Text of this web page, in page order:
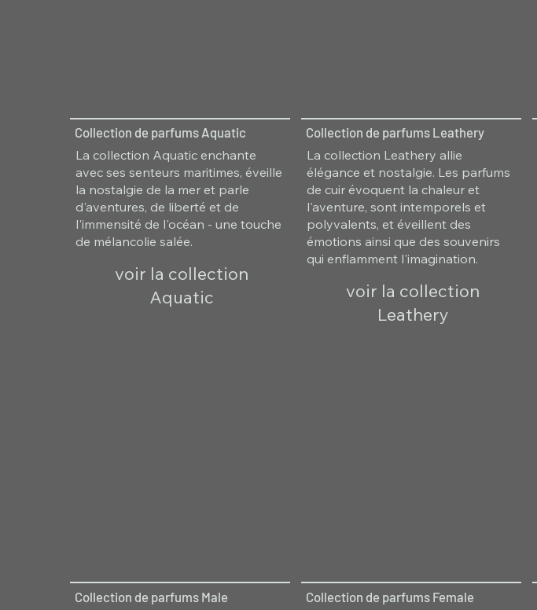
Collection de parfums Aquatic
La collection Aquatic enchante
avec ses senteurs maritimes, éveille
la nostalgie de la mer et parle
d'aventures, de liberté et de
l'immensité de l'océan - une touche
de mélancolie salée.
voir la collection
Aquatic
Collection de parfums Leathery
La collection Leathery allie
élégance et nostalgie. Les parfums
de cuir évoquent la chaleur et
l'aventure, sont intemporels et
polyvalents, et éveillent des
émotions ainsi que des souvenirs
qui enflamment l'imagination.
voir la collection
Leathery
Collection de parfums Male
Collection de parfums Female